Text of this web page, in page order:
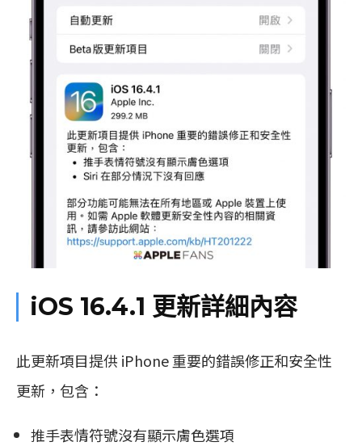
iOS 16.4.1 更新詳細內容
此更新項目提供 iPhone重要的錯誤修正和安全性
更新，包含：
推手表情符號沒有顯示膚色選項